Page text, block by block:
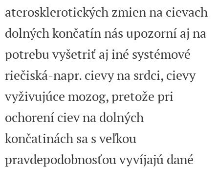
aterosklerotických zmien na cievach
dolných končatín nás upozorní aj na
potrebu vyšetriť aj iné systémové
riečiská-napr. cievy na srdci, cievy
vyživujúce mozog, pretože pri
ochorení ciev na dolných
končatinách sa s veľkou
pravdepodobnosťou vyvíjajú dané